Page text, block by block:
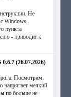
Не
Windows.
пункта
- приводит к
(26.07.2026)
Посмотрим.
напрягает мелкий
по больше не